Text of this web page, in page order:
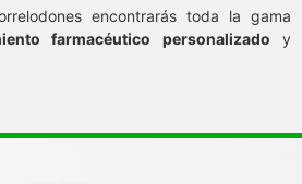
encontrarás toda la gama
farmacéutico personalizado y